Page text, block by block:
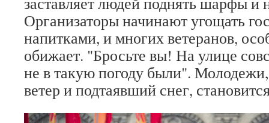
Организаторы начинают угощать
напитками, и многих ветеранов,
обижает. "Бросьте вы! На улице
не в такую погоду были".
ветер и подтаявший снег,